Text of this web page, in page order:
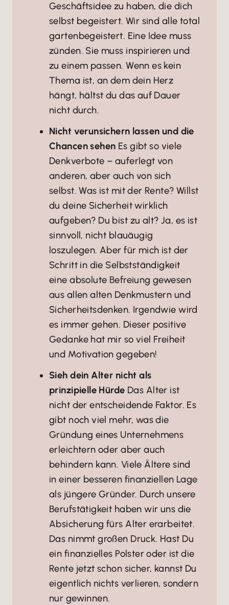
Geschäftsidee zu haben, die dich
selbst begeistert. Wir sind alle total
gartenbegeistert. Eine Idee muss
zünden. Sie muss inspirieren und
zu einem passen. Wenn es kein
Thema ist, an dem dein Herz
hängt, hältst du das auf Dauer
nicht durch.
Nicht verunsichern lassen und die
Chancen sehen Es gibt so viele
Denkverbote – auferlegt von
anderen, aber auch von sich
selbst. Was ist mit der Rente? Willst
du deine Sicherheit wirklich
aufgeben? Du bist zu alt? Ja, es ist
sinnvoll, nicht blauäugig
loszulegen. Aber für mich ist der
Schritt in die Selbstständigkeit
eine absolute Befreiung gewesen
aus allen alten Denkmustern und
Sicherheitsdenken. Irgendwie wird
es immer gehen. Dieser positive
Gedanke hat mir so viel Freiheit
und Motivation gegeben!
Sieh dein Alter nicht als
prinzipielle Hürde Das Alter ist
nicht der entscheidende Faktor. Es
gibt noch viel mehr, was die
Gründung eines Unternehmens
erleichtern oder aber auch
behindern kann. Viele Ältere sind
in einer besseren finanziellen Lage
als jüngere Gründer. Durch unsere
Berufstätigkeit haben wir uns die
Absicherung fürs Alter erarbeitet.
Das nimmt großen Druck. Hast Du
ein finanzielles Polster oder ist die
Rente jetzt schon sicher, kannst Du
eigentlich nichts verlieren, sondern
nur gewinnen.